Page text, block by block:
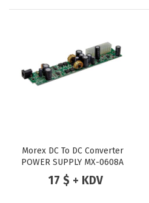
Morex DC To DC Converter
POWER SUPPLY MX-0608A
80W 12V DC MINI-ITX ATX
(DC Jack)
17 $ + KDV